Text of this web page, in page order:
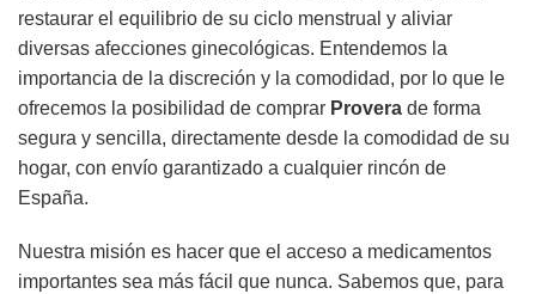
restaurar el equilibrio de su ciclo menstrual y aliviar
diversas afecciones ginecológicas. Entendemos la
importancia de la discreción y la comodidad, por lo que le
ofrecemos la posibilidad de comprar Provera de forma
segura y sencilla, directamente desde la comodidad de su
hogar, con envío garantizado a cualquier rincón de
España.
Nuestra misión es hacer que el acceso a medicamentos
importantes sea más fácil que nunca. Sabemos que, para